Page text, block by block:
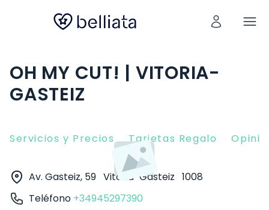
OH MY CUT! | VITORIA-
GASTEIZ
Servicios y Precios Tarjetas Regalo
Av. Gasteiz, 59 Vitoria-Gasteiz 1008
Teléfono +34945297390